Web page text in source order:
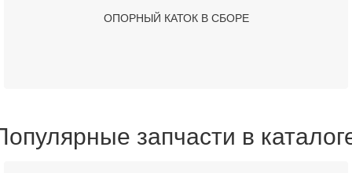
ОПОРНЫЙ КАТОК В СБОРЕ
запчасти в